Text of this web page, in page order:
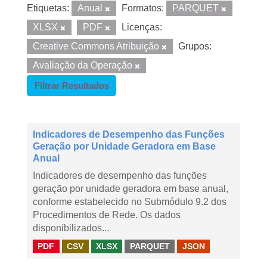
Etiquetas: Anual Formatos:
PARQUET
XLSX
PDF
Licenças:
Creative Commons Atribuição
Grupos:
Avaliação da Operação
Filtrar Resultados
Indicadores de Desempenho das Funções
Geração por Unidade Geradora em Base
Anual
Indicadores de desempenho das funções
geração por unidade geradora em base anual,
conforme estabelecido no Submódulo 9.2 dos
Procedimentos de Rede. Os dados
disponibilizados...
PDF CSV XLSX PARQUET JSON